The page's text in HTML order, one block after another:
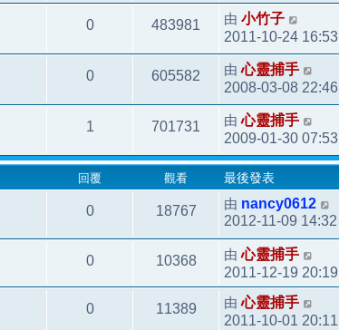
0 483981 由 小竹子
2011-10-24 16:53
0 605582 由心靈捕手
2008-03-08 22:46
1 701731 由心靈捕手
2009-01-30 07:53
回覆 觀看 最後發表
0 18767 由 nancy0612
2012-11-09 14:32
0 10368 由心靈捕手
2011-12-19 20:19
0 11389 由心靈捕手
2011-10-01 20:11